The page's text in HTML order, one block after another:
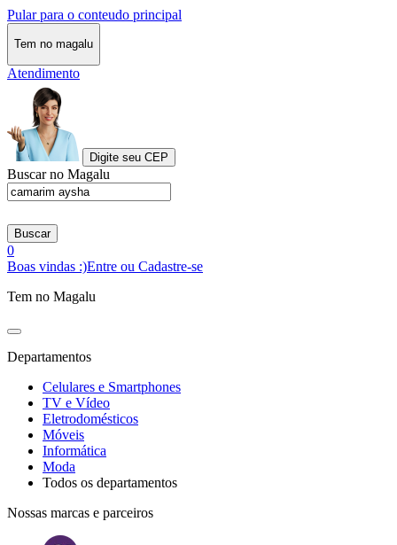
Pular para o conteudo principal
Tem no magalu
Atendimento
Digite seu CEP
Buscar no Magalu
Buscar
0
Boas vindas :)Entre ou Cadastre-se
Tem no Magalu
Departamentos
Celulares e Smartphones
TV e Vídeo
Eletrodomésticos
Móveis
Informática
Moda
Todos os departamentos
Nossas marcas e parceiros